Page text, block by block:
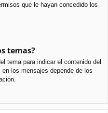
que le hayan concedido los
temas?
tema para indicar el contenido del
los mensajes depende de los